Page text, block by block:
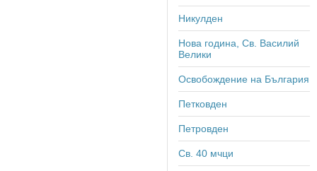
Никулден
Нова година, Св. Василий
Велики
Освобождение на България
Петковден
Петровден
Св. 40 мчци